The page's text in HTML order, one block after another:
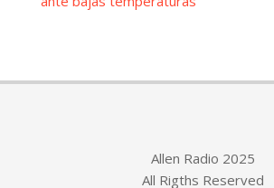
Allen Radio 2025
All Rigths Reserved